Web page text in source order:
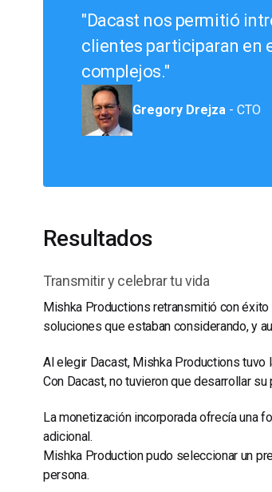
Dacast nos permitió
clientes participaran en
complejos.
Gregory Drejza - CTO
Resultados
Transmitir y celebrar tu vida
Mishka Productions retransmitió con
soluciones que estaban considerando, y
Al elegir Dacast, Mishka Productions tuvo
Con Dacast, no tuvieron que desarrollar
La monetización incorporada ofrecía una
adicional.
Mishka Production pudo seleccionar un
persona.